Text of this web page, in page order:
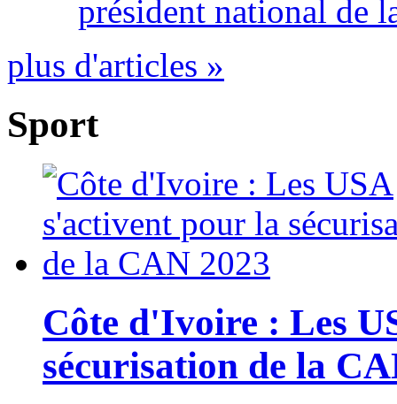
président national de
plus d'articles »
Sport
Côte d'Ivoire : Les
sécurisation de la